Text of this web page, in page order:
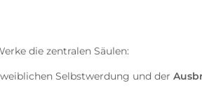
die zentralen Säulen:
Selbstwerdung und der